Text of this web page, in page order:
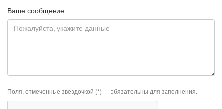
Ваше сообщение
Поля, отмеченные звездочкой (*) — обязательны для заполнения.